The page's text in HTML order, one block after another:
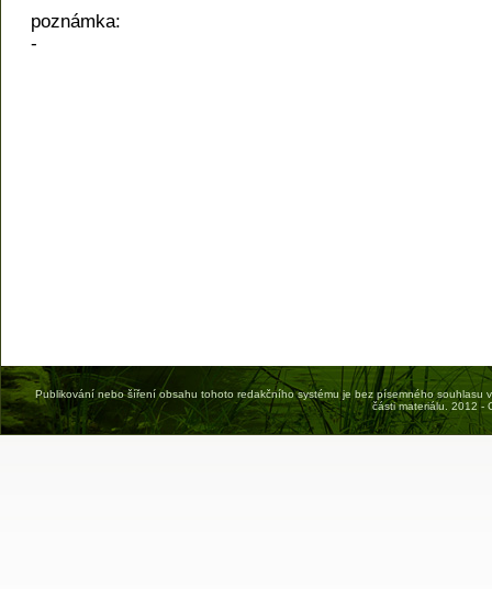
poznámka:
-
Publikování nebo šíření obsahu tohoto redakčního systému je bez písemného
části materiálu. 2012 -